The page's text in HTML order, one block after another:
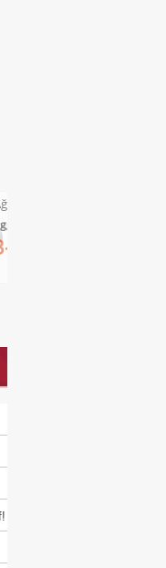
Ağustos
WSG Tirol
3-1